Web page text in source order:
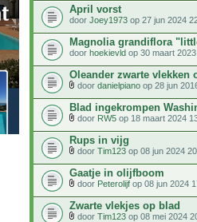
April vorst
door Joey1973 op 27 jun 2024
Magnolia grandiflora
door hoekievld op 30 maart
Oleander zwarte vlekken
door danielpiano op 28 jun
Blad ingekrompen
door RW5 op 18 maart 2024
Rups in vijg
door Tim123 op 08 jun 2024
Gaatje in olijfboom
door Peterolijf op 08 jun 2024
Zwarte vlekjes op blad
door Tim123 op 08 mei 2024